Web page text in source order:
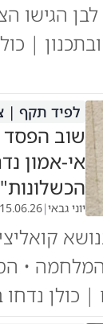
הגישו
|
לפיד תקף |
שוב הפסד
הכשלונות"
יוני גבאי|
15.06.26
•
כולן נדחו